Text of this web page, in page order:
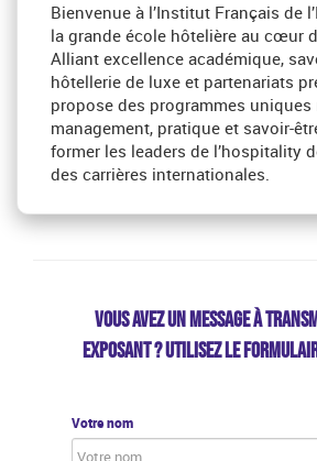
Bienvenue à l’Institut Français de
la grande école hôtelière au cœur
Alliant excellence académique,
hôtellerie de luxe et partenariats
propose des programmes uniques
management, pratique et savoir-
former les leaders de l’hospitality
des carrières internationales.
VOUS AVEZ UN MESSAGE À
EXPOSANT ? UTILISEZ LE
Votre nom